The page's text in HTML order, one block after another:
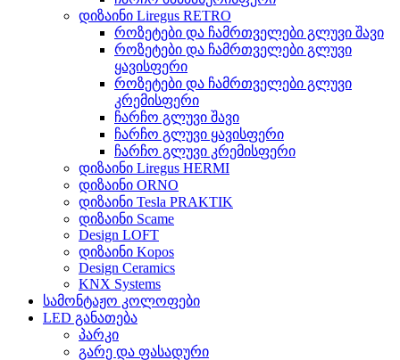
დიზაინი Liregus RETRO
როზეტები და ჩამრთველები გლუვი შავი
როზეტები და ჩამრთველები გლუვი
ყავისფერი
როზეტები და ჩამრთველები გლუვი
კრემისფერი
ჩარჩო გლუვი შავი
ჩარჩო გლუვი ყავისფერი
ჩარჩო გლუვი კრემისფერი
დიზაინი Liregus HERMI
დიზაინი ORNO
დიზაინი Tesla PRAKTIK
დიზაინი Scame
Design LOFT
დიზაინი Kopos
Design Ceramics
KNX Systems
სამონტაჟო კოლოფები
LED განათება
პარკი
გარე და ფასადური